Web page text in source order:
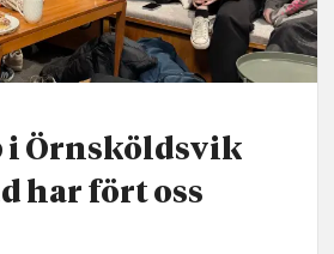
i Örnsköldsvik
har fört oss